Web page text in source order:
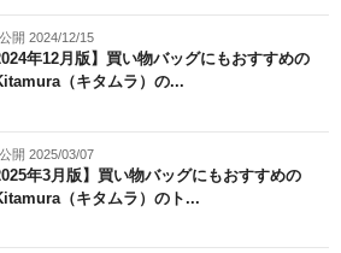
公開 2024/12/15
年12月版】買い物バッグにもおすすめの
（キタムラ）の...
公開 2025/03/07
年3月版】買い物バッグにもおすすめの
（キタムラ）のト...